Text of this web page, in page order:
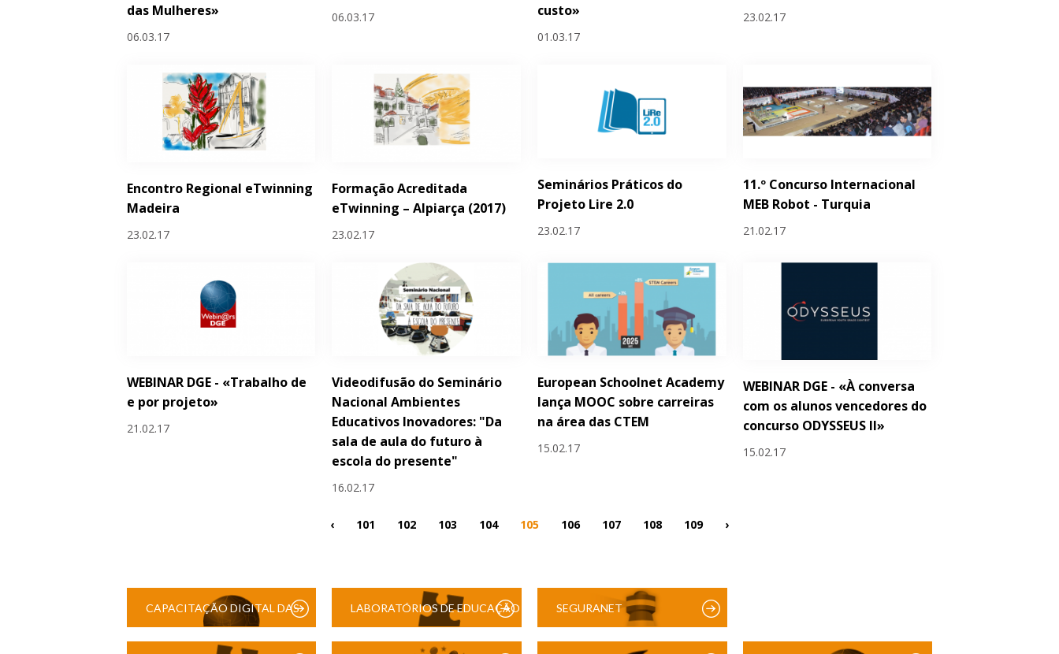
das Mulheres»
06.03.17
06.03.17
custo»
01.03.17
23.02.17
Encontro Regional eTwinning
Madeira
23.02.17
Formação Acreditada
eTwinning – Alpiarça (2017)
23.02.17
Seminários Práticos do
Projeto Lire 2.0
23.02.17
11.º Concurso Internacional
MEB Robot - Turquia
21.02.17
WEBINAR DGE - «Trabalho de
e por projeto»
21.02.17
Videodifusão do Seminário
Nacional Ambientes
Educativos Inovadores: "Da
sala de aula do futuro à
escola do presente"
16.02.17
European Schoolnet Academy
lança MOOC sobre carreiras
na área das CTEM
15.02.17
WEBINAR DGE - «À conversa
com os alunos vencedores do
concurso ODYSSEUS II»
15.02.17
‹ 101 102 103 104 105 106 107 108 109 ›
CAPACITAÇÃO DIGITAL DAS LABORATÓRIOS DE EDUCAÇÃO SEGURANET